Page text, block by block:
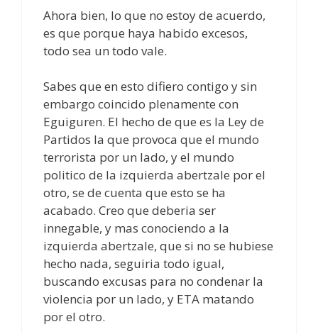
Ahora bien, lo que no estoy de acuerdo,
es que porque haya habido excesos,
todo sea un todo vale.
Sabes que en esto difiero contigo y sin
embargo coincido plenamente con
Eguiguren. El hecho de que es la Ley de
Partidos la que provoca que el mundo
terrorista por un lado, y el mundo
politico de la izquierda abertzale por el
otro, se de cuenta que esto se ha
acabado. Creo que deberia ser
innegable, y mas conociendo a la
izquierda abertzale, que si no se hubiese
hecho nada, seguiria todo igual,
buscando excusas para no condenar la
violencia por un lado, y ETA matando
por el otro.